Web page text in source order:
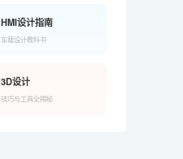
HMI设计指南
车载设计教科书
3D设计
技巧与工具全揭秘